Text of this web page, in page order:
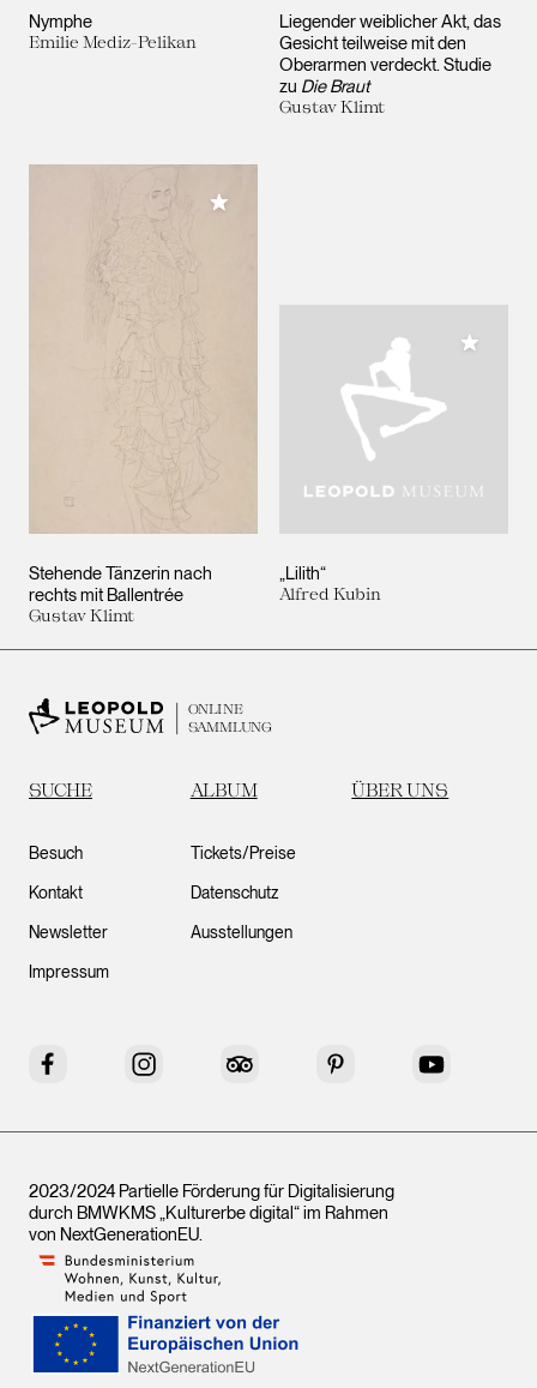
Nymphe
Emilie Mediz-Pelikan
Liegender weiblicher Akt, das
Gesicht teilweise mit den
Oberarmen verdeckt. Studie
zu Die Braut
Gustav Klimt
Stehende Tänzerin nach
rechts mit Ballentrée
Gustav Klimt
Meiner Sammlung hinzufügen
„Lilith“
Alfred Kubin
Meiner
ONLINE
SAMMLUNG
SUCHE ALBUM ÜBER UNS
Besuch
Kontakt
Newsletter
Impressum
Tickets/Preise
Datenschutz
Ausstellungen
Facebook Instagram Tripadvisor Pinterest YouTube
2023/2024 Partielle Förderung für Digitalisierung
durch BMWKMS „Kulturerbe digital“ im Rahmen
von NextGenerationEU.